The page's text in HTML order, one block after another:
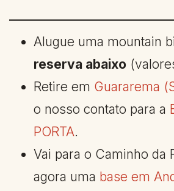
Alugue uma mountain
reserva abaixo
Retire em Guararema
o nosso contato para a
PORTA.
Vai para o Caminho da
agora uma base em